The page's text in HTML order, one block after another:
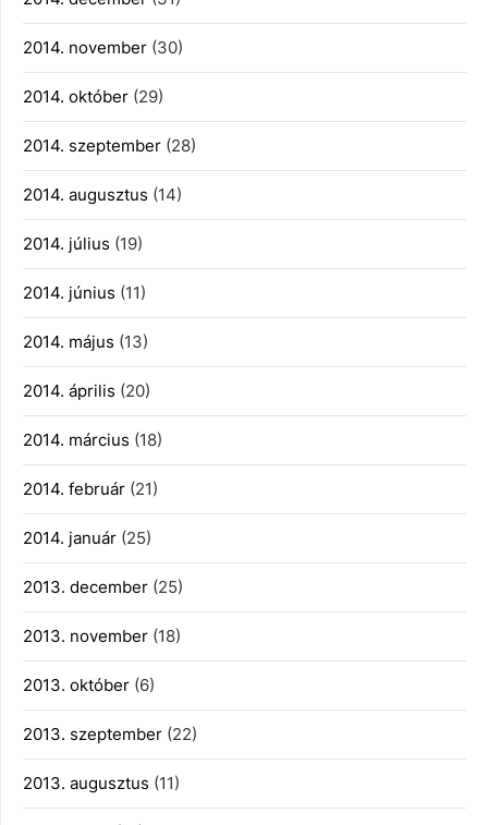
2014. november (30)
2014. október (29)
2014. szeptember (28)
2014. augusztus (14)
2014. július (19)
2014. június (11)
2014. május (13)
2014. április (20)
2014. március (18)
2014. február (21)
2014. január (25)
2013. december (25)
2013. november (18)
2013. október (6)
2013. szeptember (22)
2013. augusztus (11)